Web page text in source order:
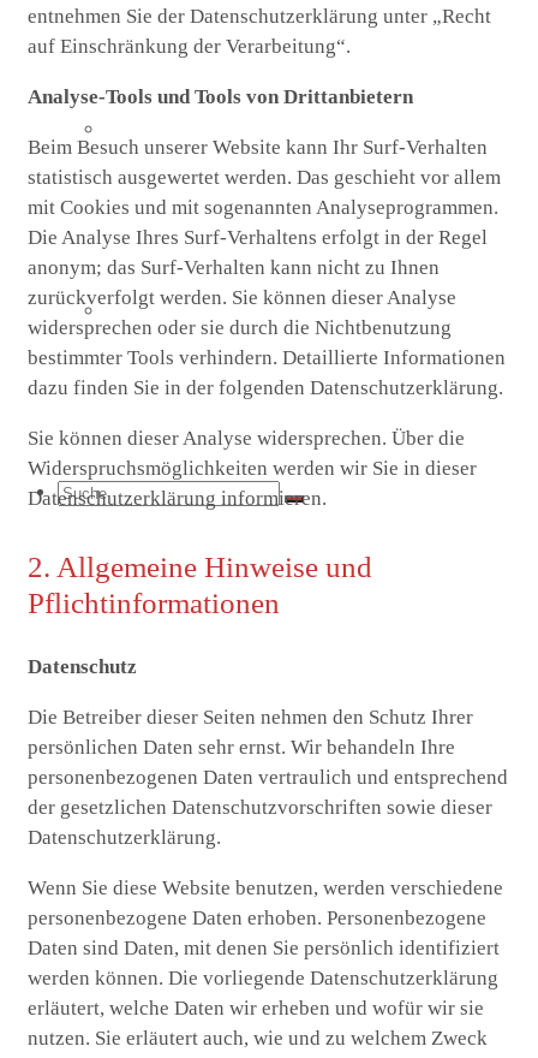
Diakonie-Gottesdienste & Feste
Suche
nach:
entnehmen Sie der Datenschutzerklärung unter „Recht
auf Einschränkung der Verarbeitung“.
Analyse-Tools und Tools von Drittanbietern
Beim Besuch unserer Website kann Ihr Surf-Verhalten
statistisch ausgewertet werden. Das geschieht vor allem
mit Cookies und mit sogenannten Analyseprogrammen.
Die Analyse Ihres Surf-Verhaltens erfolgt in der Regel
anonym; das Surf-Verhalten kann nicht zu Ihnen
zurückverfolgt werden. Sie können dieser Analyse
widersprechen oder sie durch die Nichtbenutzung
bestimmter Tools verhindern. Detaillierte Informationen
dazu finden Sie in der folgenden Datenschutzerklärung.
Sie können dieser Analyse widersprechen. Über die
Widerspruchsmöglichkeiten werden wir Sie in dieser
Datenschutzerklärung informieren.
2. Allgemeine Hinweise und
Pflichtinformationen
Datenschutz
Die Betreiber dieser Seiten nehmen den Schutz Ihrer
persönlichen Daten sehr ernst. Wir behandeln Ihre
personenbezogenen Daten vertraulich und entsprechend
der gesetzlichen Datenschutzvorschriften sowie dieser
Datenschutzerklärung.
Wenn Sie diese Website benutzen, werden verschiedene
personenbezogene Daten erhoben. Personenbezogene
Daten sind Daten, mit denen Sie persönlich identifiziert
werden können. Die vorliegende Datenschutzerklärung
erläutert, welche Daten wir erheben und wofür wir sie
nutzen. Sie erläutert auch, wie und zu welchem Zweck